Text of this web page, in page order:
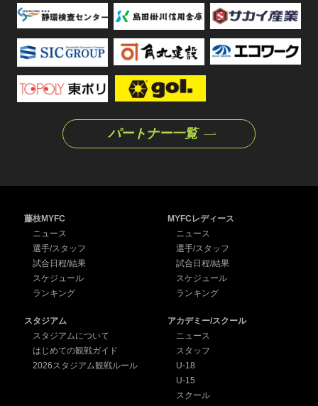
パートナー一覧
藤枝MYFC
ニュース
選手/スタッフ
試合日程/結果
スケジュール
ランキング
MYFCレディース
ニュース
選手/スタッフ
試合日程/結果
スケジュール
ランキング
スタジアム
スタジアムについて
はじめての観戦ガイド
2026スタジアム観戦ルール
アカデミー/スクール
ニュース
スタッフ
U-18
U-15
スクール